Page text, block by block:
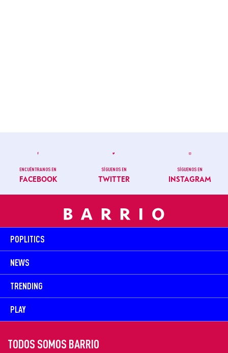
ENCUÉNTRANOS EN
FACEBOOK
SÍGUENOS EN
TWITTER
SÍGUENOS EN
INSTAGRAM
POPLITICS
NEWS
TRENDING
PLAY
TODOS SOMOS BARRIO